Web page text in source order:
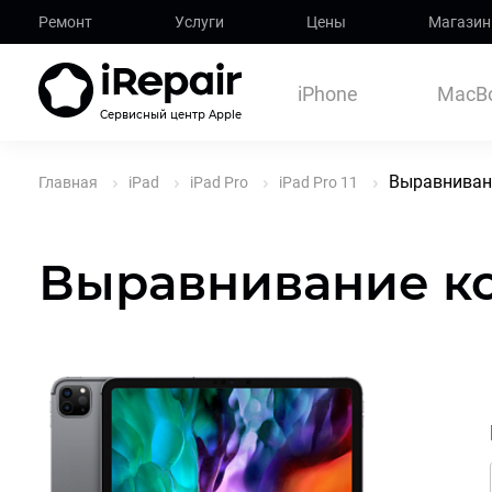
Ремонт Услуги Цены Магазин
Сервисный центр Apple
iPhone
Главная iPad iPad Pro iPad Pro 11
Выравнивание